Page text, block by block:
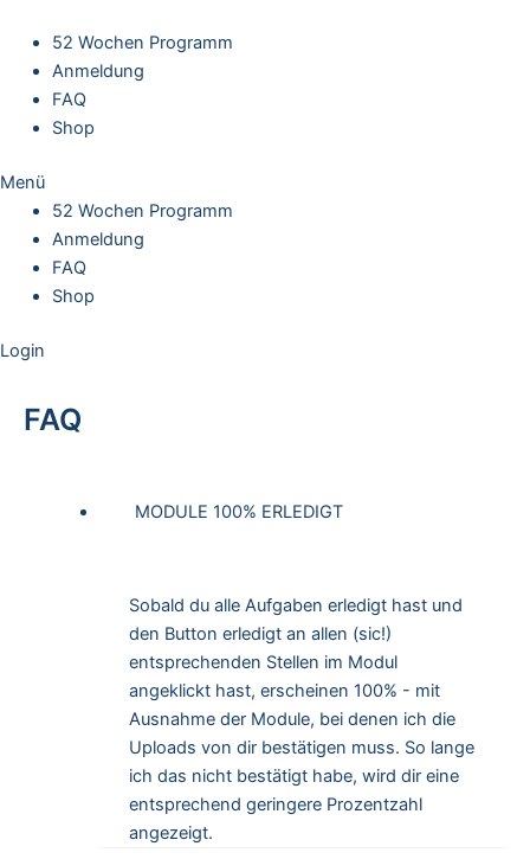
content
52 Wochen Programm
Anmeldung
FAQ
Shop
Menü
52 Wochen Programm
Anmeldung
FAQ
Shop
Login
FAQ
MODULE 100% ERLEDIGT
Sobald du alle Aufgaben erledigt hast und
den Button erledigt an allen (sic!)
entsprechenden Stellen im Modul
angeklickt hast, erscheinen 100% - mit
Ausnahme der Module, bei denen ich die
Uploads von dir bestätigen muss. So lange
ich das nicht bestätigt habe, wird dir eine
entsprechend geringere Prozentzahl
angezeigt.